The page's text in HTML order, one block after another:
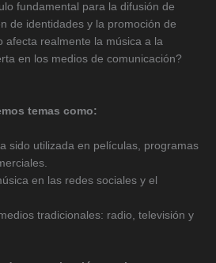
fundamental para la difusión de
de identidades y la promoción de
afecta realmente la música a la
en los medios de comunicación?
temas como:
sido utilizada en películas, programas
en las redes sociales y el
tradicionales: radio, televisión y